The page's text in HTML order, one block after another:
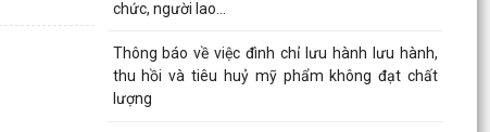
chức, người lao...
Thông báo về việc đình chỉ lưu hành lưu hành,
thu hồi và tiêu huỷ mỹ phẩm không đạt chất
lượng